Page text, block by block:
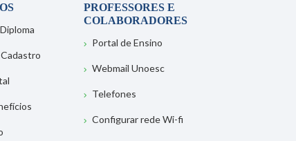
PROFESSORES E
COLABORADORES
Portal de Ensino
Webmail Unoesc
Telefones
Configurar rede Wi-fi